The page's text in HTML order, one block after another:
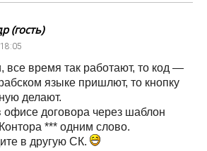
(гость)
18:05
все время так работают, то код —
языке пришлют, то кнопку
делают.
офисе договора через шаблон
*** одним слово.
в другую СК.